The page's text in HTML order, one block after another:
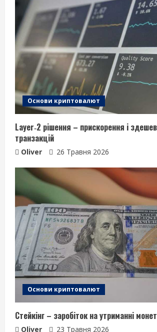
Основи криптовалют
Layer‑2 рішення – прискорення і
транзакцій
Oliver 26 Травня 2026
Основи криптовалют
Стейкінг – заробіток на утриманні монет
Oliver 23 Травня 2026